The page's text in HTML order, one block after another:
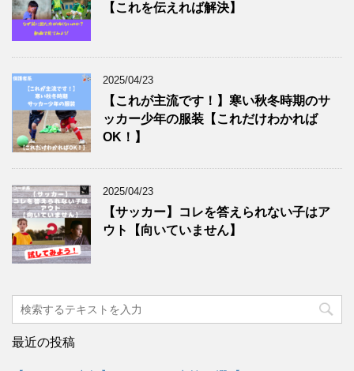
【これを伝えれば解決】
2025/04/23
【これが主流です！】寒い秋冬時期のサ
ッカー少年の服装【これだけわかれば
OK！】
2025/04/23
【サッカー】コレを答えられない子はア
ウト【向いていません】
最近の投稿